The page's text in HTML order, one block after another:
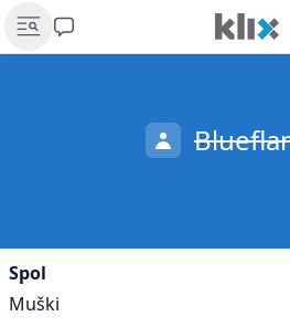
Spol
Muški